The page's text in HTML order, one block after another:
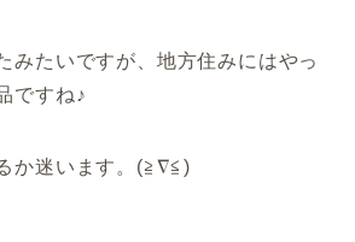
みたいですが、地方住みにはやっ
ですね♪
か迷います。(≧∇≦)